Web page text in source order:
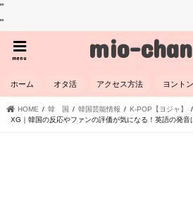
"
"
mio-
menu
ホーム オタ活 アクセス方法 ヨント
HOME 韓 国 韓国芸能情報
K-POP【ヨジャ】
XG｜韓国の反応やファンの評価が気になる！英語の発音